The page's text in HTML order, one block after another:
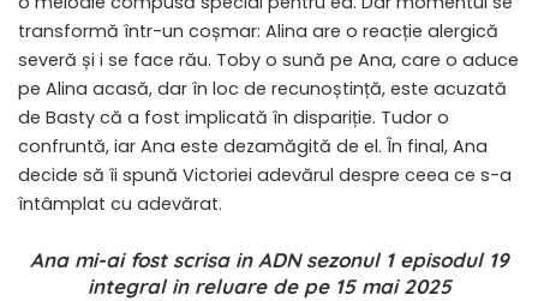
transformă într-un coșmar: Alina are o reacție alergică
severă și i se face rău. Toby o sună pe Ana, care o aduce
pe Alina acasă, dar în loc de recunoștință, este acuzată
de Basty că a fost implicată în dispariție. Tudor o
confruntă, iar Ana este dezamăgită de el. În final, Ana
decide să îi spună Victoriei adevărul despre ceea ce s-a
întâmplat cu adevărat.
Ana mi-ai fost scrisa in ADN sezonul 1 episodul 19
integral in reluare de pe 15 mai 2025